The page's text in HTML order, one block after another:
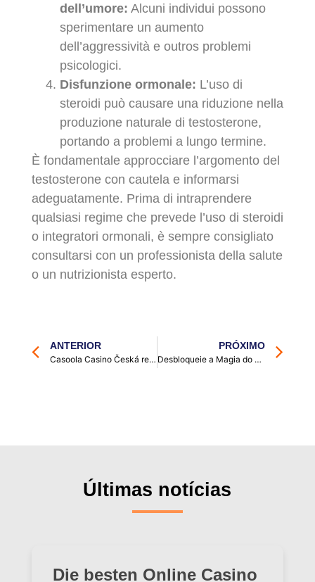
dell’umore: Alcuni individui possono
sperimentare un aumento
dell’aggressività e outros problemi
psicologici.
Disfunzione ormonale: L’uso di
steroidi può causare una riduzione nella
produzione naturale di testosterone,
portando a problemi a lungo termine.
È fondamentale approcciare l’argomento del
testosterone con cautela e informarsi
adeguatamente. Prima di intraprendere
qualsiasi regime che prevede l’uso di steroidi
o integratori ormonali, è sempre consigliato
consultarsi con un professionista della salute
o un nutrizionista esperto.
ANTERIOR
Casoola Casino Česká republika otvírá brány k hazardním zážitkům
PRÓXIMO
Desbloqueie a Magia do Spinania com um Código de Bônus Surpreendente
Últimas notícias
Die besten Online Casino